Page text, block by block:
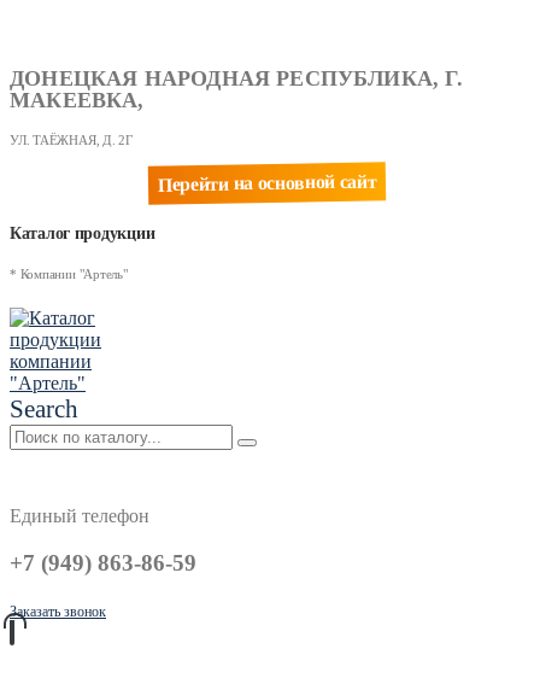
ДОНЕЦКАЯ НАРОДНАЯ РЕСПУБЛИКА, Г.
МАКЕЕВКА,
УЛ. ТАЁЖНАЯ, Д. 2Г
Перейти на основной сайт
Каталог продукции
* Компании "Артель"
Search
Единый телефон
+7 (949) 863-86-59
Заказать звонок